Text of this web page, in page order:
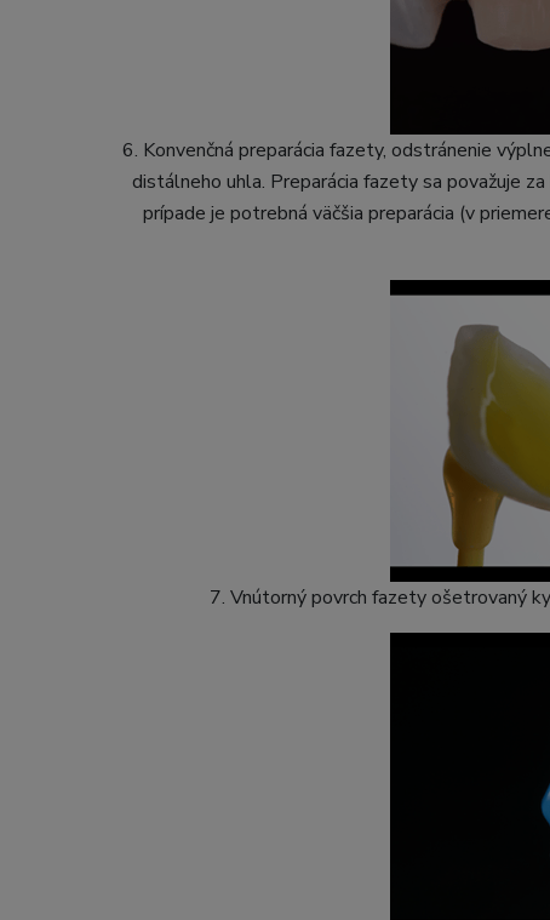
6. Konvenčná preparácia fazety, odstránenie
distálneho uhla. Preparácia fazety sa považuje
prípade je potrebná väčšia preparácia (v
7. Vnútorný povrch fazety ošetrovaný